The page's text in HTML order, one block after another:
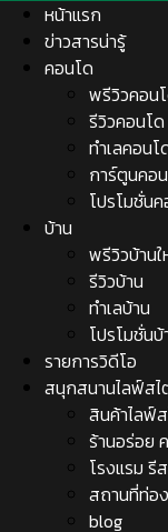
หน้าแรก
ข่าวสารน่ารู้
คอนโด
พรีวิวคอน
รีวิวคอนโด
ทำเลคอนโ
การ์ตูนคอ
โปรโมชั่น
บ้าน
พรีวิวบ้านใ
รีวิวบ้าน
ทำเลบ้าน
โปรโมชั่นบ้
รายการวิดีโอ
สนุกสนานไลฟ์สไ
สินค้าไลฟ์
ร้านอร่อย
โรงแรม
สถานที่ท่อ
blog